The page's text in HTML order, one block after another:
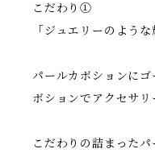
こだわり①
「ジュエリーのよう
パールカボションに
ボションでアクセサリ
こだわりの詰まった